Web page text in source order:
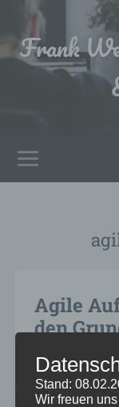
Frank
Agile
den
Stand:
Wir freuen